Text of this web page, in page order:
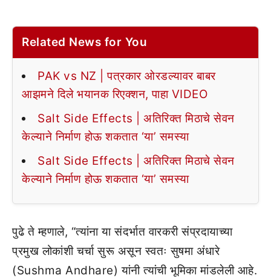
Related News for You
PAK vs NZ | पत्रकार ओरडल्यावर बाबर
आझमने दिले भयानक रिएक्शन, पाहा VIDEO
Salt Side Effects | अतिरिक्त मिठाचे सेवन
केल्याने निर्माण होऊ शकतात ‘या’ समस्या
Salt Side Effects | अतिरिक्त मिठाचे सेवन
केल्याने निर्माण होऊ शकतात ‘या’ समस्या
पुढे ते म्हणाले, “त्यांना या संदर्भात वारकरी संप्रदायाच्या
प्रमुख लोकांशी चर्चा सुरू असून स्वतः सुषमा अंधारे
(Sushma Andhare) यांनी त्यांची भूमिका मांडलेली आहे.